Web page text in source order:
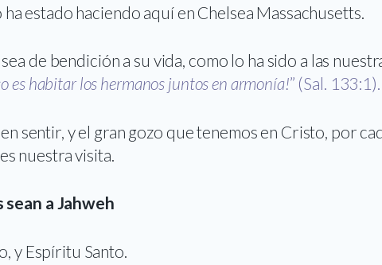
estado haciendo aquí en Chelsea Massachusetts.
de bendición a su vida, como lo ha sido a las
es habitar los hermanos juntos en armonía!” (Sal. 133:1).
sentir, y el gran gozo que tenemos en Cristo, por
nuestra visita.
sean a Jahweh
y Espíritu Santo.